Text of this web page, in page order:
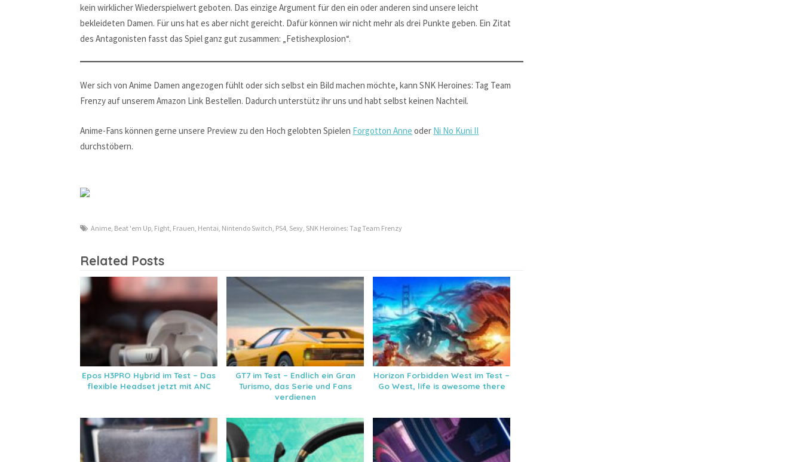
kein wirklicher Wiederspielwert geboten. Das einzige Argument für den ein oder anderen sind unsere leicht
bekleideten Damen. Für uns hat es aber nicht gereicht. Dafür können wir nicht mehr als drei Punkte geben. Ein Zitat
des Antagonisten fasst das Spiel ganz gut zusammen: „Fetishexplosion“.
Wer sich von Anime Damen angezogen fühlt oder sich selbst ein Bild machen möchte, kann SNK Heroines: Tag Team
Frenzy auf unserem Amazon Link Bestellen. Dadurch unterstütz ihr uns und habt selbst keinen Nachteil.
Anime-Fans können gerne unsere Preview zu den Hoch gelobten Spielen Forgotton Anne oder Ni No Kuni II
durchstöbern.
Anime Beat 'em Up Fight Frauen Hentai Nintendo Switch PS4 Sexy SNK Heroines: Tag Team Frenzy
Related Posts
Epos H3PRO Hybrid im Test – Das
flexible Headset jetzt mit ANC
GT7 im Test – Endlich ein Gran
Turismo, das Serie und Fans
verdienen
Horizon Forbidden West im Test –
Go West, life is awesome there